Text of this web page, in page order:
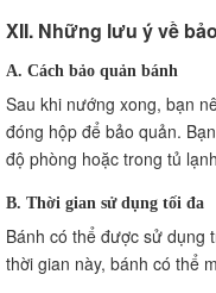
XII. Những lưu ý về
A. Cách bảo quản bánh
Sau khi nướng xong, bạn
đóng hộp để bảo quản.
độ phòng hoặc trong tủ
B. Thời gian sử dụng tối đa
Bánh có thể được sử dụng
thời gian này, bánh có thể